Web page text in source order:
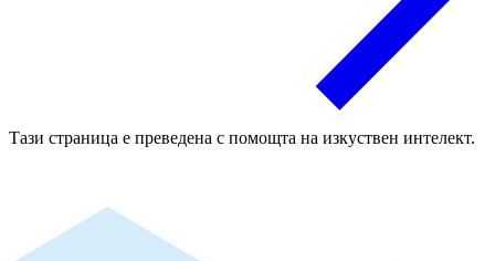
Тази страница е преведена с помощта на изкуствен интелект.